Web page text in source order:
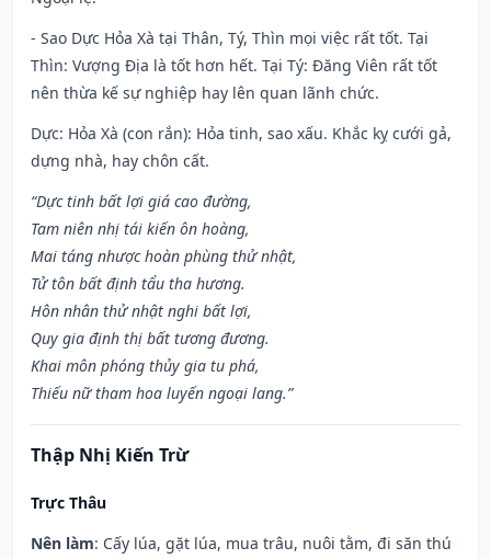
- Sao Dực Hỏa Xà tại Thân, Tý, Thìn mọi việc rất tốt. Tại
Thìn: Vượng Địa là tốt hơn hết. Tại Tý: Đăng Viên rất tốt
nên thừa kế sự nghiệp hay lên quan lãnh chức.
Dực: Hỏa Xà (con rắn): Hỏa tinh, sao xấu. Khắc kỵ cưới gả,
dựng nhà, hay chôn cất.
“Dực tinh bất lợi giá cao đường,
Tam niên nhị tái kiến ôn hoàng,
Mai táng nhược hoàn phùng thử nhật,
Tử tôn bất định tẩu tha hương.
Hôn nhân thử nhật nghi bất lợi,
Quy gia định thị bất tương đương.
Khai môn phóng thủy gia tu phá,
Thiếu nữ tham hoa luyến ngoại lang.”
Thập Nhị Kiến Trừ
Trực Thâu
Nên làm: Cấy lúa, gặt lúa, mua trâu, nuôi tằm, đi săn thú